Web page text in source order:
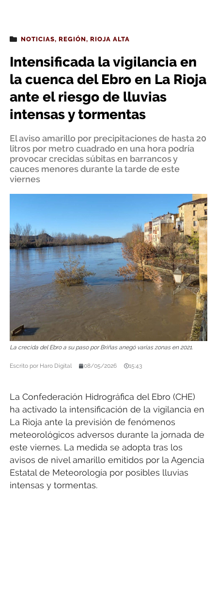
NOTICIAS, REGIÓN, RIOJA ALTA
Intensificada la vigilancia en
la cuenca del Ebro en La Rioja
ante el riesgo de lluvias
intensas y tormentas
El aviso amarillo por precipitaciones de hasta 20
litros por metro cuadrado en una hora podría
provocar crecidas súbitas en barrancos y
cauces menores durante la tarde de este
viernes
La crecida del Ebro a su paso por Briñas anegó varias zonas en 2021.
Escrito por Haro Digital 08/05/2026 15:43
La Confederación Hidrográfica del Ebro (CHE)
ha activado la intensificación de la vigilancia en
La Rioja ante la previsión de fenómenos
meteorológicos adversos durante la jornada de
este viernes. La medida se adopta tras los
avisos de nivel amarillo emitidos por la Agencia
Estatal de Meteorología por posibles lluvias
intensas y tormentas.